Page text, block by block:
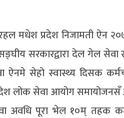
मधेश प्रदेश निजामती ऐन
सरकारद्वारा देल गेल सेवा
सेहो स्वास्थ्य दिसक
लोक सेवा आयोग
अवधि पूरा भेल १०म् तहक